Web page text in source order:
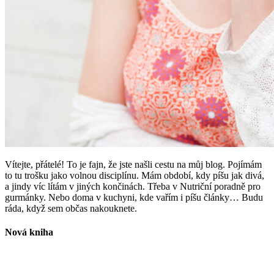
Vítejte, přátelé! To je fajn, že jste našli cestu na můj blog. Pojímám
to tu trošku jako volnou disciplínu. Mám období, kdy píšu jak divá,
a jindy víc lítám v jiných končinách. Třeba v Nutriční poradně pro
gurmánky. Nebo doma v kuchyni, kde vařím i píšu články… Budu
ráda, když sem občas nakouknete.
Nová kniha